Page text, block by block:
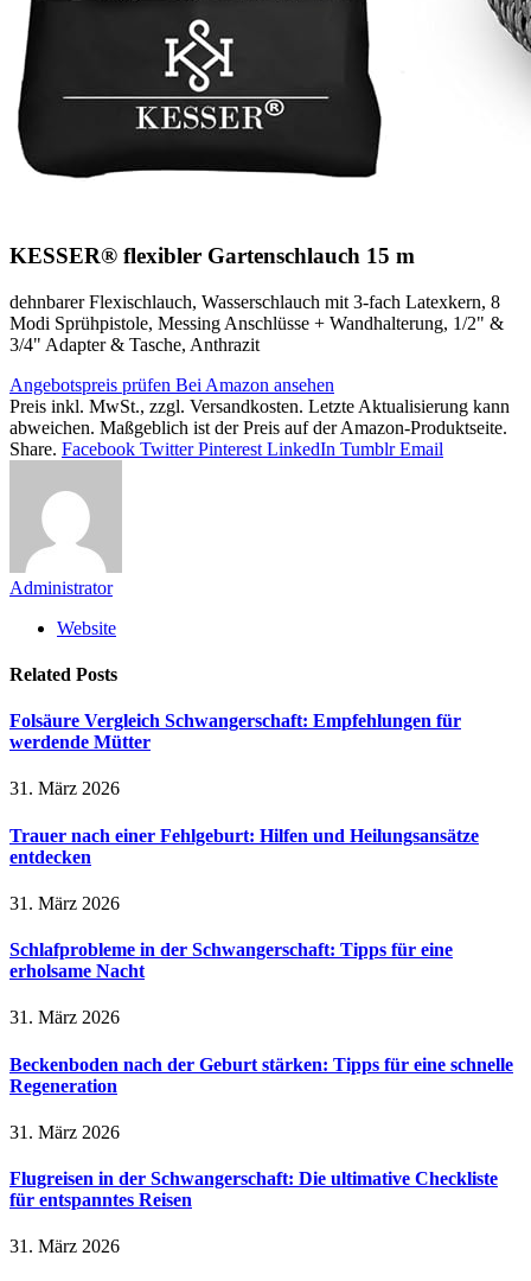
KESSER® flexibler Gartenschlauch 15 m
dehnbarer Flexischlauch, Wasserschlauch mit 3-fach Latexkern, 8
Modi Sprühpistole, Messing Anschlüsse + Wandhalterung, 1/2" &
3/4" Adapter & Tasche, Anthrazit
Angebotspreis prüfen Bei Amazon ansehen
Preis inkl. MwSt., zzgl. Versandkosten. Letzte Aktualisierung kann
abweichen. Maßgeblich ist der Preis auf der Amazon-Produktseite.
Share. Facebook Twitter Pinterest LinkedIn Tumblr Email
Administrator
Website
Related Posts
Folsäure Vergleich Schwangerschaft: Empfehlungen für
werdende Mütter
31. März 2026
Trauer nach einer Fehlgeburt: Hilfen und Heilungsansätze
entdecken
31. März 2026
Schlafprobleme in der Schwangerschaft: Tipps für eine
erholsame Nacht
31. März 2026
Beckenboden nach der Geburt stärken: Tipps für eine schnelle
Regeneration
31. März 2026
Flugreisen in der Schwangerschaft: Die ultimative Checkliste
für entspanntes Reisen
31. März 2026